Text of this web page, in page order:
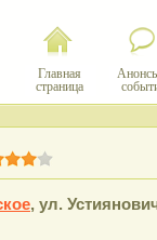
Главная
страница
, ул.